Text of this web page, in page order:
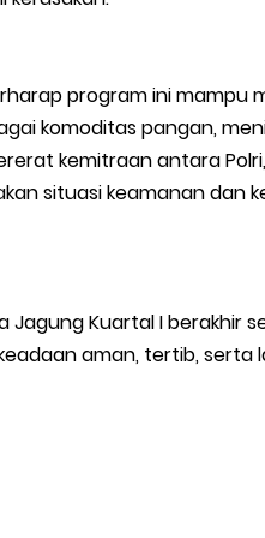
program ini mampu
komoditas pangan,
kemitraan antara
situasi keamanan dan
Jagung Kuartal I berakhir
aman, tertib, serta